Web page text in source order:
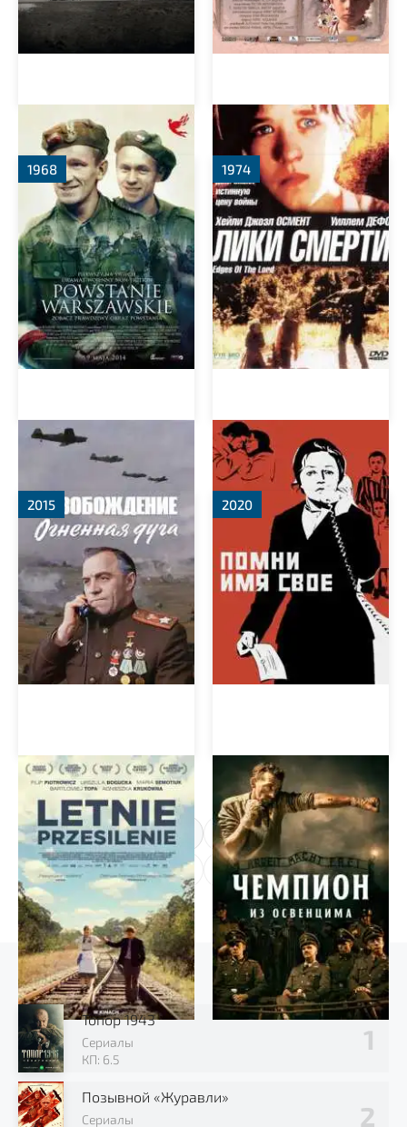
Варшавское восстание Лики смерти
Освобождение:
Огненная дуга
1968
Помни имя свое
1974
Летнее солнцестояние
2015
Чемпион из Освенцима
2020
1 2
Выбор зрителя
Топор 1943
Сериалы
КП: 6.5
Позывной «Журавли»
Сериалы